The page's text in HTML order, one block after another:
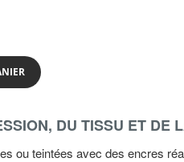
DU TISSU ET DE
ou teintées avec des encres